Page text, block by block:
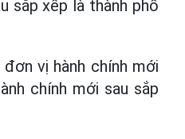
sắp xếp là thành phố
vị hành chính mới
chính mới sau sắp